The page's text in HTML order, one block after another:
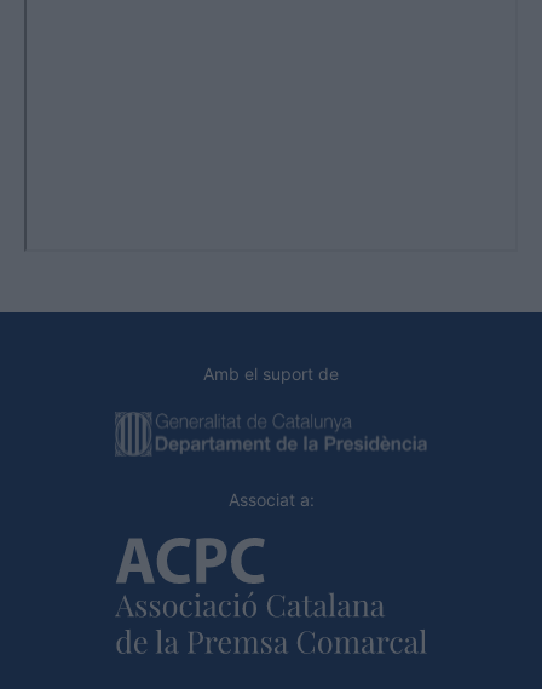
Amb el suport de
Associat a: